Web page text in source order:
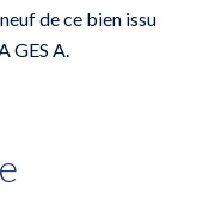
de ce bien issu
GES A.